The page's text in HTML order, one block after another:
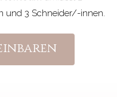
und 3 Schneider/-innen.